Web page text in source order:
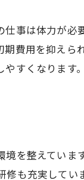
事は体力が必
費用を抑えら
すくなります
を整えていま
も充実してい